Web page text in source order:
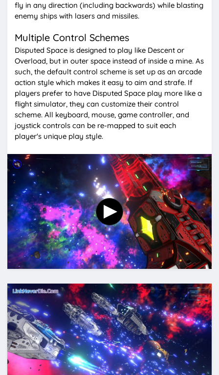
fly in any direction (including backwards) while blasting
enemy ships with lasers and missiles.
Multiple Control Schemes
Disputed Space is designed to play like Descent or
Overload, but in outer space instead of inside a mine. As
such, the default control scheme is set up as an arcade
action style which makes it easy to aim and strafe. If
players prefer to have Disputed Space play more like a
flight simulator, they can customize their control
scheme. All keyboard, mouse, game controller, and
joystick controls can be re-mapped to suit each
player's unique play style.